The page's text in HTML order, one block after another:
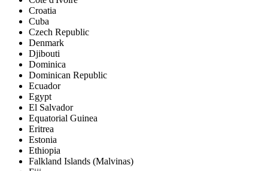
Croatia
Cuba
Czech Republic
Denmark
Djibouti
Dominica
Dominican Republic
Ecuador
Egypt
El Salvador
Equatorial Guinea
Eritrea
Estonia
Ethiopia
Falkland Islands (Malvinas)